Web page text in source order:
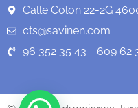
Calle Colon 22-2G
cts@savinen.com
96 352 35 43 - 609 62